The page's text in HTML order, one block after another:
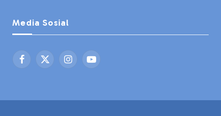
Media Sosial
Facebook
X
InstagramYouTube